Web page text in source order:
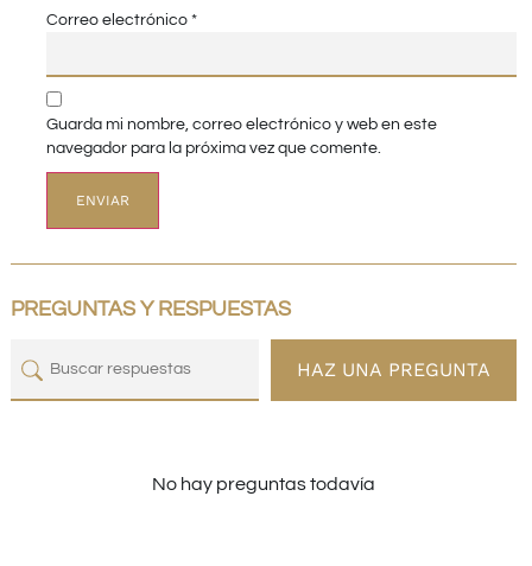
Correo electrónico *
Guarda mi nombre, correo electrónico y web en este
navegador para la próxima vez que comente.
PREGUNTAS Y RESPUESTAS
HAZ UNA PREGUNTA
No hay preguntas todavía